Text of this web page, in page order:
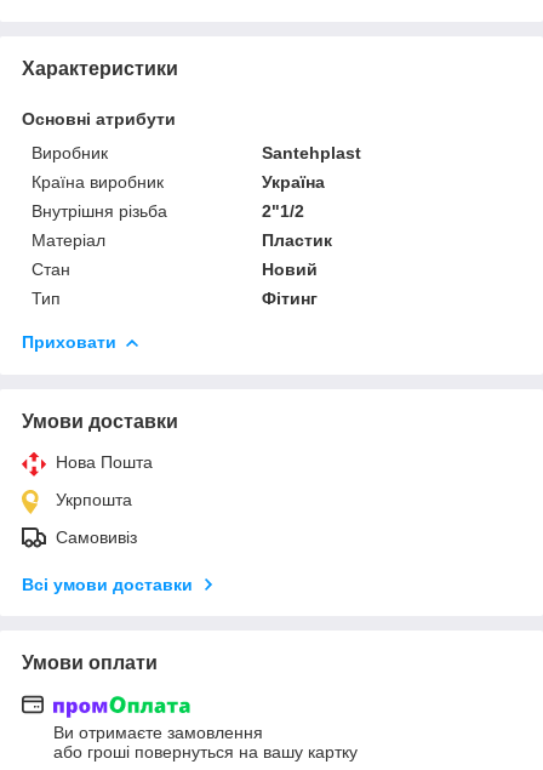
Характеристики
Основні атрибути
Виробник
Santehplast
Країна виробник
Україна
Внутрішня різьба
2"1/2
Матеріал
Пластик
Стан
Новий
Тип
Фітинг
Приховати
Умови доставки
Нова Пошта
Укрпошта
Самовивіз
Всі умови доставки
Умови оплати
Ви отримаєте замовлення
або гроші повернуться на вашу картку